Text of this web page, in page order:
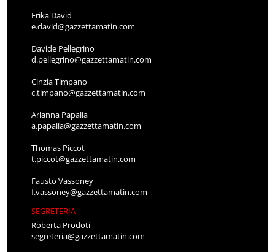
Erika David
e.david@gazzettamatin.com
Davide Pellegrino
d.pellegrino@gazzettamatin.com
Cinzia Timpano
c.timpano@gazzettamatin.com
Arianna Papalia
a.papalia@gazzettamatin.com
Thomas Piccot
t.piccot@gazzettamatin.com
Fausto Vassoney
f.vassoney@gazzettamatin.com
SEGRETERIA
Roberta Prodoti
segreteria@gazzettamatin.com